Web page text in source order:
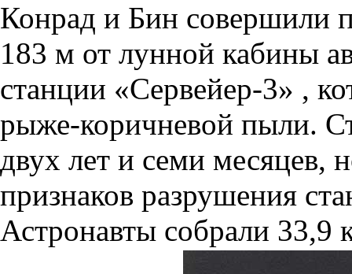
Конрад и Бин совершили
183 м от лунной кабины
станции «Сервейер-3» ,
рыже-коричневой пыли.
двух лет и семи месяцев,
признаков разрушения
Астронавты собрали 33,9